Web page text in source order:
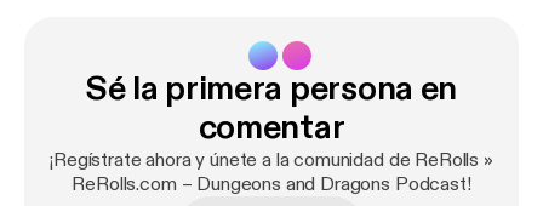
Sé la primera persona en
comentar
¡Regístrate ahora y únete a la comunidad de ReRolls »
ReRolls.com – Dungeons and Dragons Podcast!